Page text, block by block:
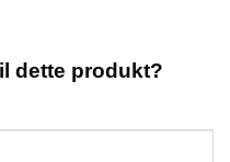
dette produkt?